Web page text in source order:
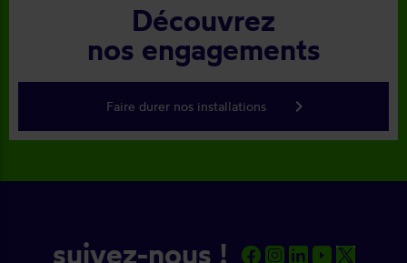
Découvrez
nos engagements
Faire durer nos installations keyboard_arrow_right
suivez-nous !